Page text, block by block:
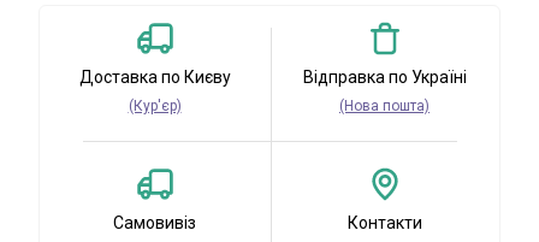
Доставка по Києву
(Кур'єр)
Відправка по Україні
(Нова пошта)
Самовивіз Контакти